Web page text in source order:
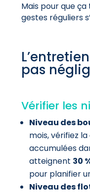
Mais pour que
gestes réguliers
pas
Vérifier les
Niveau des
mois, vérifiez
accumulées
atteignent 30
pour planifier
Niveau des